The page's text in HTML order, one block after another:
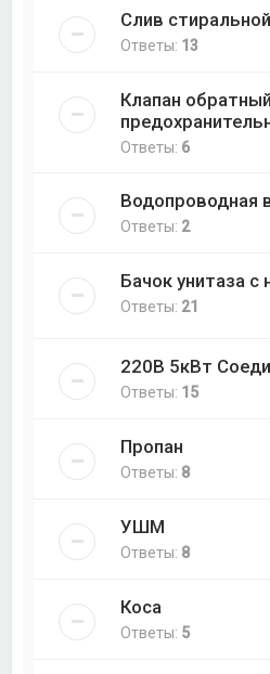
Слив
Ответы: 13
Клапан
Ответы: 6
Водопроводная
Ответы: 2
Бачок унитаза
Ответы: 21
220В 5кВт
Ответы: 15
Пропан
Ответы: 8
УШМ
Ответы: 8
Коса
Ответы: 5